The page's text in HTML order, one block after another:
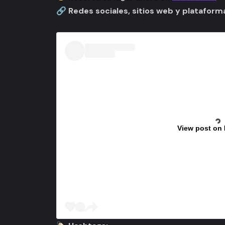
🔗 Redes sociales, sitios web y
View post on